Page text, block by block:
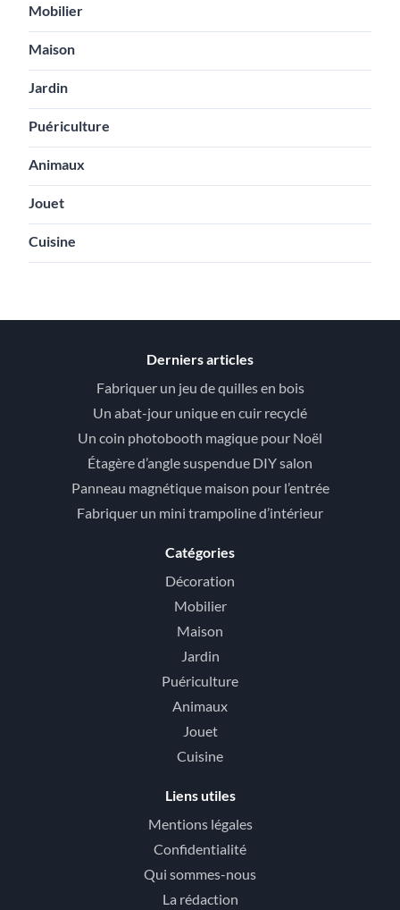
Mobilier
Maison
Jardin
Puériculture
Animaux
Jouet
Cuisine
Derniers articles
Fabriquer un jeu de quilles en bois
Un abat-jour unique en cuir recyclé
Un coin photobooth magique pour Noël
Étagère d’angle suspendue DIY salon
Panneau magnétique maison pour l’entrée
Fabriquer un mini trampoline d’intérieur
Catégories
Décoration
Mobilier
Maison
Jardin
Puériculture
Animaux
Jouet
Cuisine
Liens utiles
Mentions légales
Confidentialité
Qui sommes-nous
La rédaction